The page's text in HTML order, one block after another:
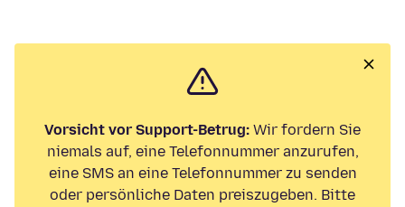
Vorsicht vor Support-Betrug: Wir fordern Sie
niemals auf, eine Telefonnummer anzurufen,
eine SMS an eine Telefonnummer zu senden
oder persönliche Daten preiszugeben. Bitte